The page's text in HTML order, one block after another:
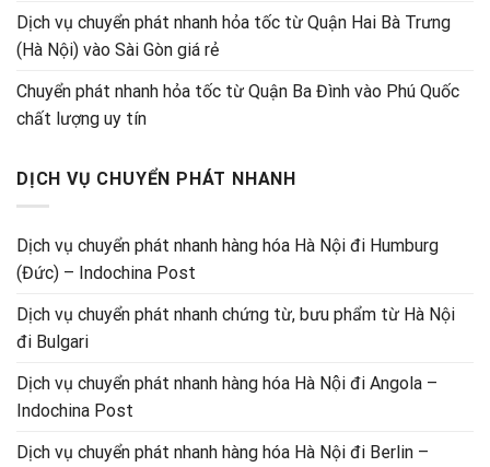
Dịch vụ chuyển phát nhanh hỏa tốc từ Quận Hai Bà Trưng
(Hà Nội) vào Sài Gòn giá rẻ
Chuyển phát nhanh hỏa tốc từ Quận Ba Đình vào Phú Quốc
chất lượng uy tín
DỊCH VỤ CHUYỂN PHÁT NHANH
Dịch vụ chuyển phát nhanh hàng hóa Hà Nội đi Humburg
(Đức) – Indochina Post
Dịch vụ chuyển phát nhanh chứng từ, bưu phẩm từ Hà Nội
đi Bulgari
Dịch vụ chuyển phát nhanh hàng hóa Hà Nội đi Angola –
Indochina Post
Dịch vụ chuyển phát nhanh hàng hóa Hà Nội đi Berlin –